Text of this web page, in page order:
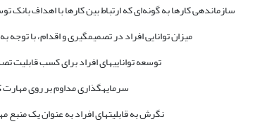
سازماندهی کارها به گونه‌ای که ارتباط بین کارها با اهداف
میزان توانایی افراد در تصمیم­گیری و اقدام، با توجه
توسعه توانایی­های افراد برای کسب
سرمایه­گذاری مداوم بر روی مهارت
نگرش به قابلیت­های افراد به عنوان یک منبع